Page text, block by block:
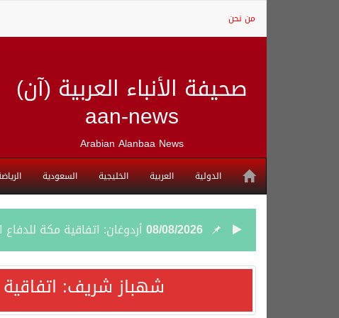
من نحن
صحيفة الأنباء العربية (آن)
aan-news
Arabian Alanbaa News
الدولية العربية الخليجية السعودية
08/08/2026 أردوغان: اتفاقية مكة
08/08/2026سمو وزير الخارجية :
شهباز شريف: